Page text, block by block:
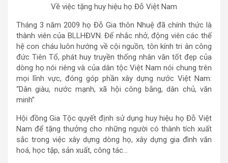
Về việc tặng huy hiệu họ Đỗ Việt Nam
Tháng 3 năm 2009 họ Đỗ Gia thôn Nhuệ đã chính thức là
thành viên của BLLHĐVN. Để nhắc nhở, động viên các thế
hệ con cháu luôn hướng về cội nguồn, tôn kính tri ân công
đức Tiên Tổ, phát huy truyền thống nhân văn tốt đẹp của
dòng họ nói riêng và của dân tộc Việt Nam nói chung trên
mọi lĩnh vực, đóng góp phần xây dựng nước Việt Nam:
“Dân giàu, nước mạnh, xã hội công bằng, dân chủ, văn
minh”
Hội đồng Gia Tộc quyết định sử dụng huy hiệu họ Đỗ Việt
Nam để tặng thưởng cho những người có thành tích xuất
sắc trong việc xây dựng dòng họ, xây dựng gia đình văn
hoá, học tập, sản xuất, công tác…